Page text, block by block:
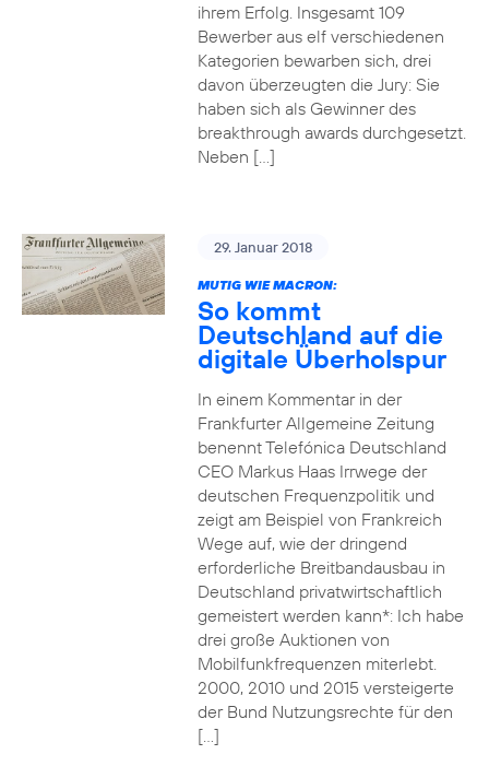
ihrem Erfolg. Insgesamt 109
Bewerber aus elf verschiedenen
Kategorien bewarben sich, drei
davon überzeugten die Jury: Sie
haben sich als Gewinner des
breakthrough awards durchgesetzt.
Neben […]
29. Januar 2018
MUTIG WIE MACRON:
So kommt
Deutschland auf die
digitale Überholspur
In einem Kommentar in der
Frankfurter Allgemeine Zeitung
benennt Telefónica Deutschland
CEO Markus Haas Irrwege der
deutschen Frequenzpolitik und
zeigt am Beispiel von Frankreich
Wege auf, wie der dringend
erforderliche Breitbandausbau in
Deutschland privatwirtschaftlich
gemeistert werden kann*: Ich habe
drei große Auktionen von
Mobilfunkfrequenzen miterlebt.
2000, 2010 und 2015 versteigerte
der Bund Nutzungsrechte für den
[…]